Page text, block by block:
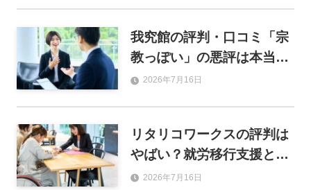
我究館の評判・口コミ「宗
教っぽい」の悪評は本当？
利用するメリットや登録の
2026年7月16日
リタリコワークスの評判は
やばい？就労移行支援とし
ての強みと就職実績を解説
2026年7月16日